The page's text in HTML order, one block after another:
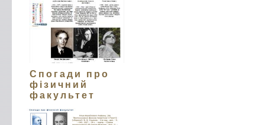
Спогади про
фізичний
факультет